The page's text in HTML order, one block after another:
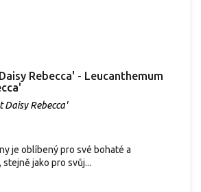
Rebecca' - Leucanthemum
Rebecca'
je oblíbený pro své bohaté a
jako pro svůj...